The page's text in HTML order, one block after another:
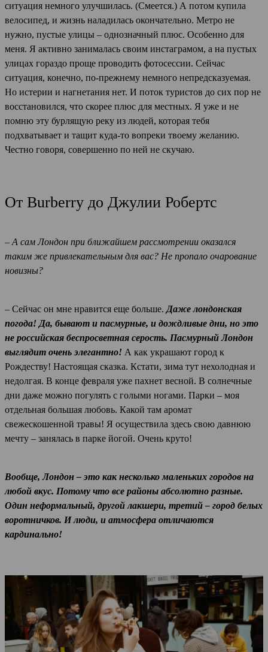
ситуация немного улучшилась. (Смеется.) А потом купила
велосипед, и жизнь наладилась окончательно. Метро не
нужно, пустые улицы – однозначный плюс. Особенно для
меня. Я активно занималась своим инстаграмом, а на пустых
улицах гораздо проще проводить фотосессии. Сейчас
ситуация, конечно, по-прежнему немного непредсказуемая.
Но истерии и нагнетания нет. И поток туристов до сих пор не
восстановился, что скорее плюс для местных. Я уже и не
помню эту бурлящую реку из людей, которая тебя
подхватывает и тащит куда-то вопреки твоему желанию.
Честно говоря, совершенно по ней не скучаю.
От Burberry до Джулии Робертс
– А сам Лондон при ближайшем рассмотрении оказался
таким же привлекательным для вас? Не пропало очарование
новизны?
– Сейчас он мне нравится еще больше. Даже лондонская
погода! Да, бывают и пасмурные, и дождливые дни, но это
не российская беспросветная серость. Пасмурный Лондон
выглядит очень элегантно! А как украшают город к
Рождеству! Настоящая сказка. Кстати, зима тут нехолодная и
недолгая. В конце февраля уже пахнет весной. В солнечные
дни даже можно погулять с голыми ногами. Парки – моя
отдельная большая любовь. Какой там аромат
свежескошенной травы! Я осуществила здесь свою давнюю
мечту – занялась в парке йогой. Очень круто!
Вообще, Лондон – это как несколько маленьких городов на
любой вкус. Потому что все районы абсолютно разные.
Один неформальный, другой лакшери, третий – город белых
воротничков. И люди, и атмосфера отличаются
кардинально!